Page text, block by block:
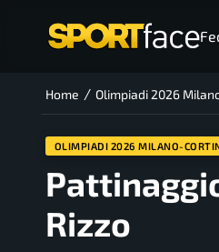
Home / Olimpiadi 2026
OLIMPIADI 2026 MILANO-
Rizzo